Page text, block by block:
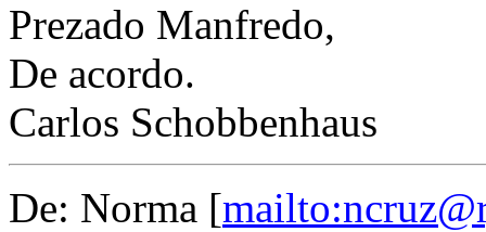
Prezado Manfredo,
De acordo.
Carlos Schobbenhaus
De: Norma [